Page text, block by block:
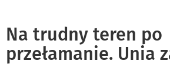
Na trudny teren po
przełamanie. Unia